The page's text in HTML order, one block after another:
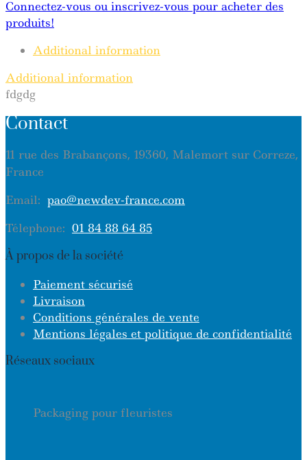
Connectez-vous ou inscrivez-vous pour acheter des
produits!
Additional information
Additional information
fdgdg
Contact
11 rue des Brabançons, 19360, Malemort sur Correze,
France
Email: pao@newdev-france.com
Télephone: 01 84 88 64 85
À propos de la société
Paiement sécurisé
Livraison
Conditions générales de vente
Mentions légales et politique de confidentialité
Réseaux sociaux
Packaging pour fleuristes